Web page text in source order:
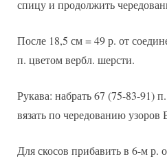
спицу и продолжить
После 18,5 см = 49 р. от
п. цветом вербл. шерсти.
Рукава: набрать 67 (75-83-91)
вязать по чередованию узоров
Для скосов прибавить в 6-м р.